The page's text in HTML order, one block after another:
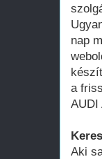
nap
a
AUDI
Aki